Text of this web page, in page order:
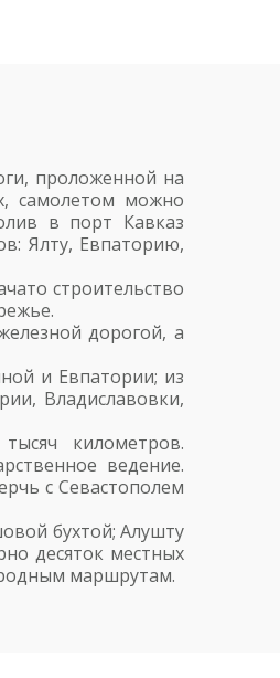
проложенной на
самолетом можно
в порт Кавказ
Ялту, Евпаторию,
строительство
дорогой, а
и Евпатории; из
Владиславовки,
километров.
ведение.
с Севастополем
бухтой; Алушту
десяток местных
маршрутам.